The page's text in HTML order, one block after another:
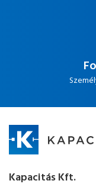
Kapacitás Kft.